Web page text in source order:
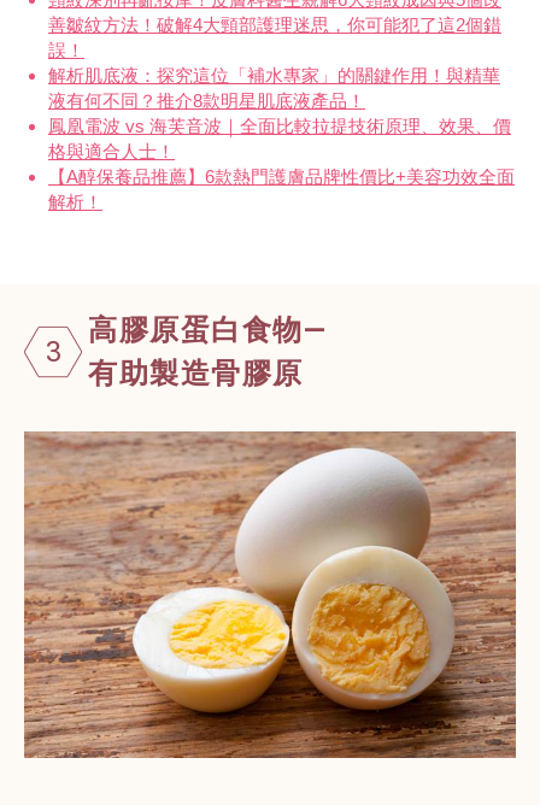
善皺紋方法！破解4大頸部護理迷思，你可能犯了這2個錯
誤！
解析肌底液：探究這位「補水專家」的關鍵作用！與精華
液有何不同？推介8款明星肌底液產品！
鳳凰電波 vs 海芙音波｜全面比較拉提技術原理、效果、價
格與適合人士！
【A醇保養品推薦】6款熱門護膚品牌性價比+美容功效全面
解析！
3
高膠原蛋白食物—
有助製造骨膠原